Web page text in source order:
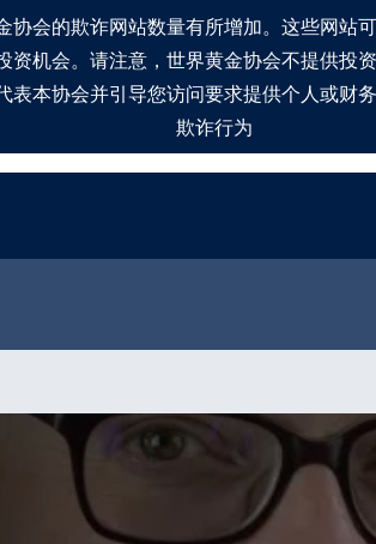
协会的欺诈网站数量有所增加。这些网站
资机会。请注意，世界黄金协会不提供投
表本协会并引导您访问要求提供个人或财
欺诈行为